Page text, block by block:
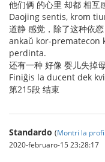
他们俩 的心里 却都 相互
Daojing sentis, krom
道静 感觉，除了这种依恋
ankaŭ kor-prematecon
perdinta.
还有一种 好像 婴儿失掉
Finiĝis la ducent dek
第215段 结束
Standardo (Montri la
2020-februaro-15 23:28:17